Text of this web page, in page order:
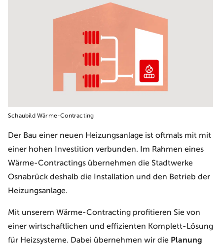
Schaubild Wärme-Contracting
Der Bau einer neuen Heizungsanlage ist oftmals mit mit
einer hohen Investition verbunden. Im Rahmen eines
Wärme-Contractings übernehmen die Stadtwerke
Osnabrück deshalb die Installation und den Betrieb der
Heizungsanlage.
Mit unserem Wärme-Contracting profitieren Sie von
einer wirtschaftlichen und effizienten Komplett-Lösung
für Heizsysteme. Dabei übernehmen wir die Planung